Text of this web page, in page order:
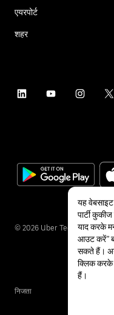
एयरपोर्ट
शहर
© 2026 Uber Technologies
निजता
यह वेबसाइट
पार्टी
याद करके
आउट करें”
सकते हैं।
क्लिक करके
हैं।